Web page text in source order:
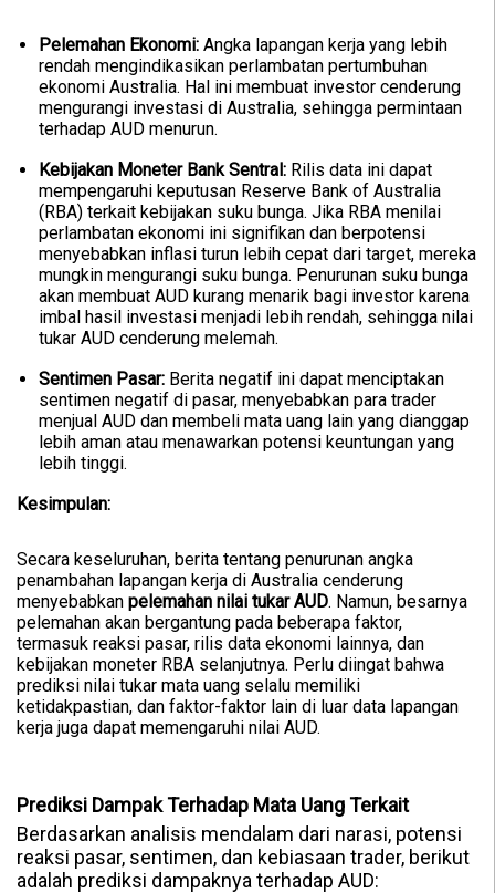
Pelemahan Ekonomi: Angka lapangan kerja yang lebih
rendah mengindikasikan perlambatan pertumbuhan
ekonomi Australia. Hal ini membuat investor cenderung
mengurangi investasi di Australia, sehingga permintaan
terhadap AUD menurun.
Kebijakan Moneter Bank Sentral: Rilis data ini dapat
mempengaruhi keputusan Reserve Bank of Australia
(RBA) terkait kebijakan suku bunga. Jika RBA menilai
perlambatan ekonomi ini signifikan dan berpotensi
menyebabkan inflasi turun lebih cepat dari target, mereka
mungkin mengurangi suku bunga. Penurunan suku bunga
akan membuat AUD kurang menarik bagi investor karena
imbal hasil investasi menjadi lebih rendah, sehingga nilai
tukar AUD cenderung melemah.
Sentimen Pasar: Berita negatif ini dapat menciptakan
sentimen negatif di pasar, menyebabkan para trader
menjual AUD dan membeli mata uang lain yang dianggap
lebih aman atau menawarkan potensi keuntungan yang
lebih tinggi.
Kesimpulan:
Secara keseluruhan, berita tentang penurunan angka
penambahan lapangan kerja di Australia cenderung
menyebabkan pelemahan nilai tukar AUD. Namun, besarnya
pelemahan akan bergantung pada beberapa faktor,
termasuk reaksi pasar, rilis data ekonomi lainnya, dan
kebijakan moneter RBA selanjutnya. Perlu diingat bahwa
prediksi nilai tukar mata uang selalu memiliki
ketidakpastian, dan faktor-faktor lain di luar data lapangan
kerja juga dapat memengaruhi nilai AUD.
Prediksi Dampak Terhadap Mata Uang Terkait
Berdasarkan analisis mendalam dari narasi, potensi
reaksi pasar, sentimen, dan kebiasaan trader, berikut
adalah prediksi dampaknya terhadap AUD: